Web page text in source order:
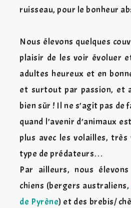
ruisseau, pour le bonheur
Nous élevons quelques
plaisir de les voir évoluer
adultes heureux et en
et surtout par passion, et
bien sûr ! Il ne s’agit pas de
quand l’avenir d’animaux
plus avec les volailles,
type de prédateurs…
Par ailleurs, nous
chiens (bergers australiens,
de Pyrène) et des brebis/